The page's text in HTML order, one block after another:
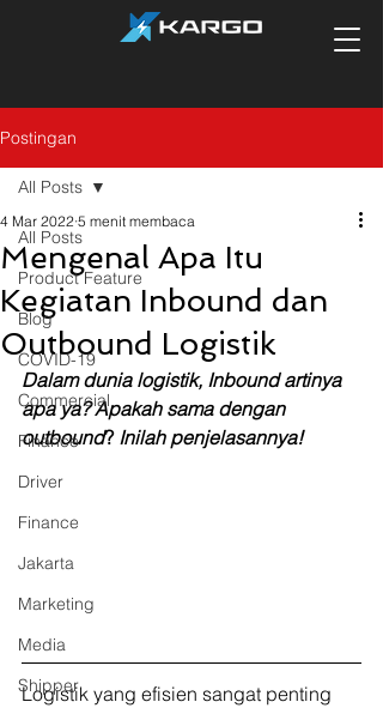
Postingan
All Posts
Product Feature
Blog
COVID-19
Commercial
Finance
Driver
Finance
Jakarta
Marketing
Media
Shipper
All Posts
Mengenal Apa Itu
Kegiatan Inbound dan
Outbound Logistik
4 Mar 2022 5 menit membaca
Dalam dunia logistik, Inbound artinya
apa ya? Apakah sama dengan
outbound? Inilah penjelasannya!
Logistik yang efisien sangat penting